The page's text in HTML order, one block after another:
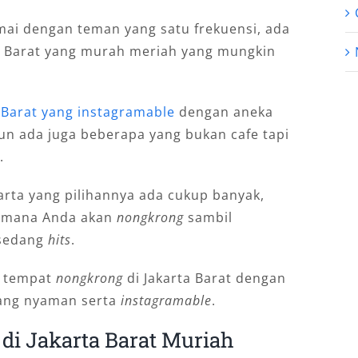
dengan teman yang satu frekuensi, ada
yang murah meriah yang mungkin
yang instagramable dengan aneka
ada juga beberapa yang bukan cafe tapi
yang pilihannya ada cukup banyak,
Anda akan nongkrongsambil
hits.
tempat nongkrongdi Jakarta Barat dengan
nyaman serta instagramable.
Jakarta Barat Muriah